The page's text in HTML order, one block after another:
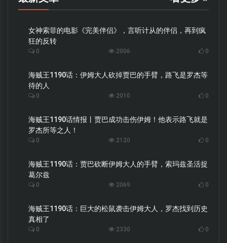
女神索菲的电影《完美伴侣》，言听计从的伴侣，再到疯
狂的反转
0 2006 0
海贼王1190话：伊姆大人砍掉贾巴的手臂，路飞是罗杰等
待的人
0 2010 0
海贼王1190话情报丨贾巴成功击伤伊姆！他表示路飞就是
罗杰所等之人！
0 2120 0
海贼王1190话：贾巴砍断伊姆大人的手臂，索玛兹圣活捉
葛尔兹
0 2069 0
海贼王1190话：巨大的松鼠袭击伊姆大人，罗杰找到历史
真相了
0 2330 0